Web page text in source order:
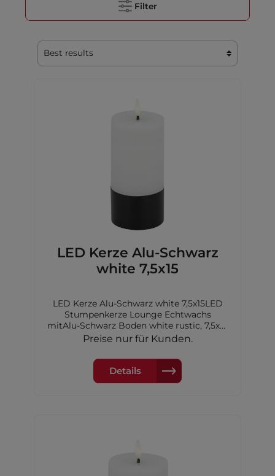
Filter
LED Kerze Alu-Schwarz
white 7,5x15
LED Kerze Alu-Schwarz white 7,5x15LED
Stumpenkerze Lounge Echtwachs
mitAlu-Schwarz Boden white rustic, 7,5x15
cm,2xAA Batterien nicht inkl.
Preise nur für Kunden.
Details